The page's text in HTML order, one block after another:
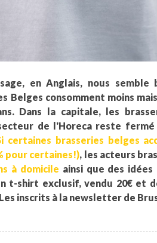
en Anglais, nous semble
Belges consomment moins
Dans la capitale, les
de l'Horeca reste fermé
certaines brasseries belges
pour certaines!), les acteurs
à domicile ainsi que des
t-shirt exclusif, vendu 20€ et
inscrits à la newsletter de